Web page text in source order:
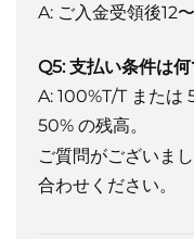
A: ご入金受領後12
Q5: 支払い条件は
A: 100%T/T または
50% の残高。
ご質問がございま
合わせください。